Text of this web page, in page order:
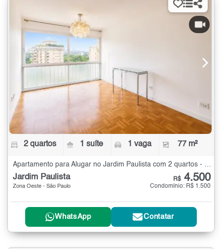
2 quartos 1 suíte 1 vaga 77 m²
Jardim Paulista
Zona Oeste - São Paulo
R$ 4.500
Condomínio: R$ 1.500
WhatsApp Contatar